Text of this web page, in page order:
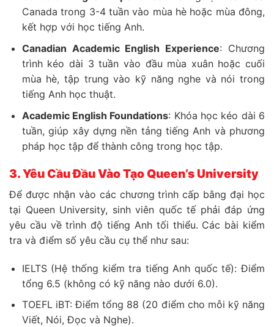
Canada trong 3-4 tuần vào mùa hè hoặc mùa đông,
kết hợp với học tiếng Anh.
Canadian Academic English Experience: Chương
trình kéo dài 3 tuần vào đầu mùa xuân hoặc cuối
mùa hè, tập trung vào kỹ năng nghe và nói trong
tiếng Anh học thuật.
Academic English Foundations: Khóa học kéo dài 6
tuần, giúp xây dựng nền tảng tiếng Anh và phương
pháp học tập để thành công trong học tập.
3. Yêu Cầu Đầu Vào Tạo Queen’s University
Để được nhận vào các chương trình cấp bằng đại học
tại Queen University, sinh viên quốc tế phải đáp ứng
yêu cầu về trình độ tiếng Anh tối thiểu. Các bài kiểm
tra và điểm số yêu cầu cụ thể như sau:
IELTS (Hệ thống kiểm tra tiếng Anh quốc tế): Điểm
tổng 6.5 (không có kỹ năng nào dưới 6.0).
TOEFL iBT: Điểm tổng 88 (20 điểm cho mỗi kỹ năng
Viết, Nói, Đọc và Nghe).